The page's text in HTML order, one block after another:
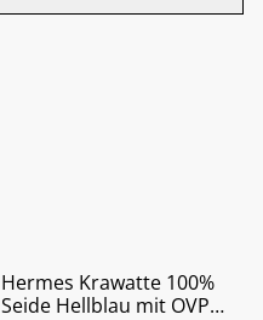
%
Hermes Krawatte 100%
Seide Hellblau mit OVP